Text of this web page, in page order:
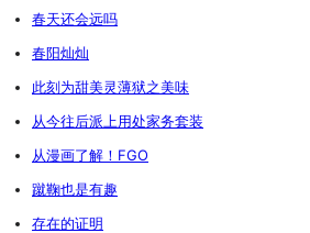
春天还会远吗
春阳灿灿
此刻为甜美灵薄狱之美味
从今往后派上用处家务套装
从漫画了解！FGO
蹴鞠也是有趣
存在的证明